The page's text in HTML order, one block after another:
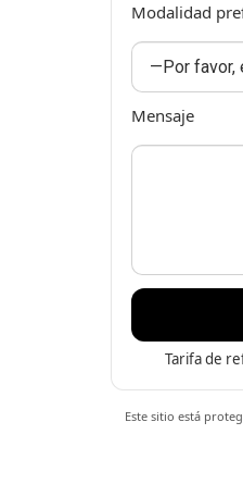
Modalidad
Mensaje
Tarifa de
Este sitio está